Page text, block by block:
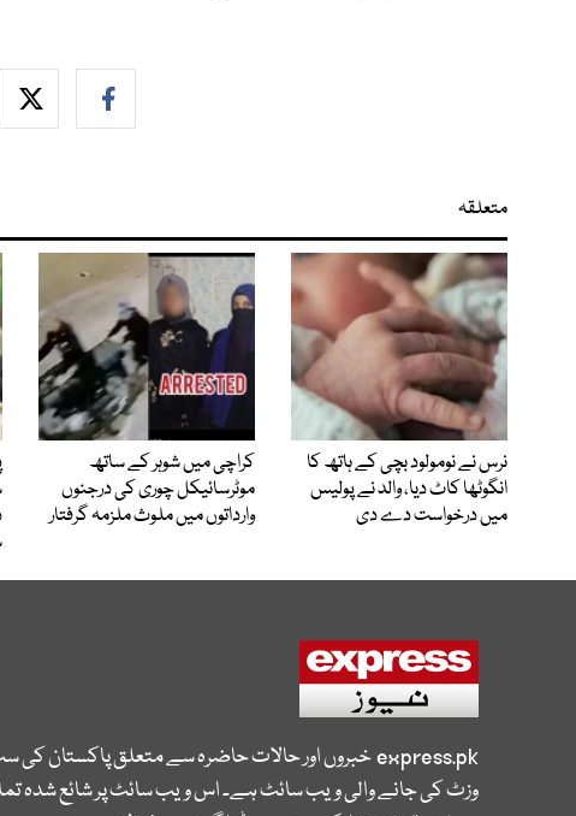
متعلقہ
نرس نے نومولود بچی کے ہاتھ کا
انگوٹھا کاٹ دیا، والد نے پولیس
میں درخواست دے دی
کراچی میں شوہر کے ساتھ
موٹرسائیکل چوری کی درجنوں
وارداتوں میں ملوث ملزمہ گرفتار
express.pkخبروں اور حالات حاضرہ سے متعلق پاکستان کی
وزٹ کی جانے والی ویب سائٹ ہے۔ اس ویب سائٹ پر شائع شدہ